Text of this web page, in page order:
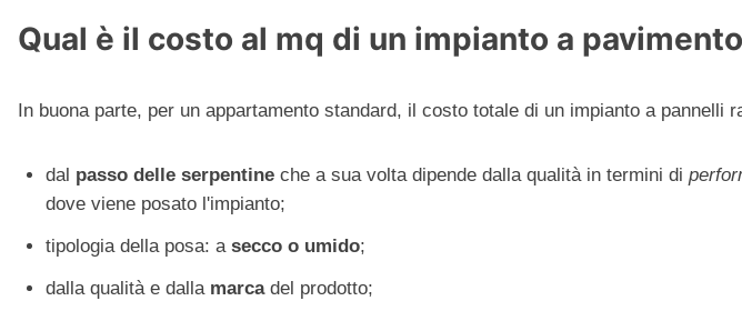
Qual è il costo al mq di un impianto a
In buona parte, per un appartamento standard, il costo totale di un impianto a pannelli
dal passo delle serpentine che a sua volta dipende dalla qualità in termini di
dove viene posato l'impianto;
tipologia della posa: a secco o umido;
dalla qualità e dalla marcadel prodotto;